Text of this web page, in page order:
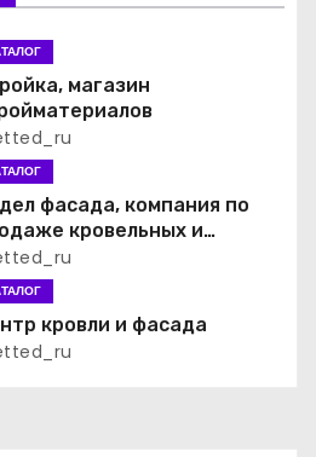
магазин
фасада, компания по
кровельных и
материалов
кровли и фасада